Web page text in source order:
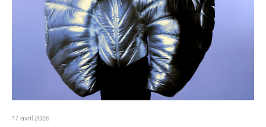
17 avril 2026